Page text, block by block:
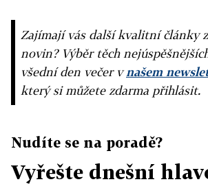
Zajímají vás další kvalitní články
novin? Výběr těch
všední den večer vnašem
který si můžete zdarma přihlásit.
Nudíte se na poradě?
Vyřešte dnešní